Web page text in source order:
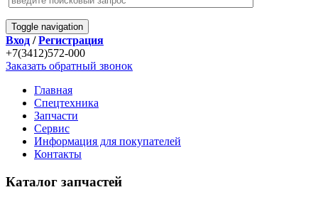
Toggle navigation
Вход /Регистрация
+7(3412)572-000
Заказать обратный звонок
Главная
Спецтехника
Запчасти
Сервис
Информация для покупателей
Контакты
Каталог запчастей